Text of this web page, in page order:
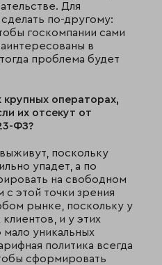
Для
по-другому:
госкомпании сами
в
проблема будет
крупных операторах,
их отсекут от
ФЗ?
поскольку
упадет, а по
на свободном
этой точки зрения
рынке, поскольку у
и у этих
мало уникальных
политика всегда
сформировать